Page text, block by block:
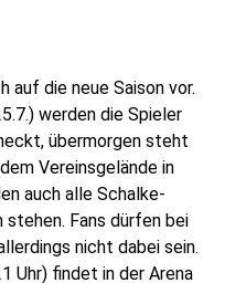
auf die neue Saison vor.
werden die Spieler
übermorgen steht
Vereinsgelände in
auch alle Schalke-
stehen. Fans dürfen bei
nicht dabei sein.
Uhr) findet in der Arena